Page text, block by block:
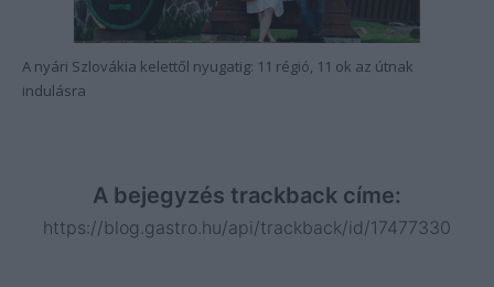
A nyári Szlovákia kelettől nyugatig: 11 régió, 11 ok az útnak
indulásra
A bejegyzés trackback címe:
https://blog.gastro.hu/api/trackback/id/17477330